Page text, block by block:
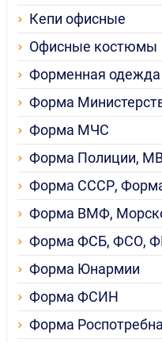
Кепи офисные
Офисные костюмы
Форменная одежда
Форма
Форма МЧС
Форма Полиции,
Форма СССР,
Форма ВМФ,
Форма ФСБ, ФСО,
Форма Юнармии
Форма ФСИН
Форма